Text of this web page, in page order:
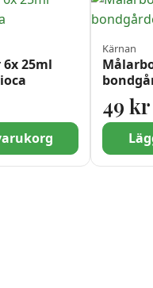
25ml
Kärnan
49kr